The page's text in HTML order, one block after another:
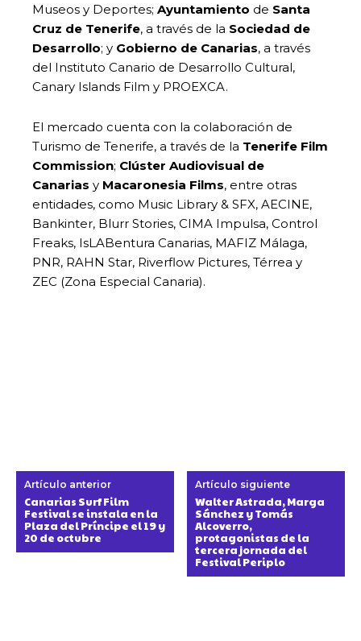
Museos y Deportes; Ayuntamiento de Santa
Cruz de Tenerife, a través de la Sociedad de
Desarrollo; y Gobierno de Canarias, a través
del Instituto Canario de Desarrollo Cultural,
Canary Islands Film y PROEXCA.
El mercado cuenta con la colaboración de
Turismo de Tenerife, a través de la Tenerife Film
Commission; Clúster Audiovisual de
Canarias y Macaronesia Films, entre otras
entidades, como Music Library & SFX, AECINE,
Bankinter, Blurr Stories, CIMA Impulsa, Control
Freaks, IsLABentura Canarias, MAFIZ Málaga,
PNR, RAHN Star, Riverflow Pictures, Térrea y
ZEC (Zona Especial Canaria).
Artículo anterior
Canarias Surf Film
Festival se instala en la
Plaza del Príncipe el 19 y
20 de octubre
Artículo siguiente
Walter Astrada, Marga
Sánchez y Tomás
Alcoverro,
protagonistas de la
tercera jornada del
Festival Periplo